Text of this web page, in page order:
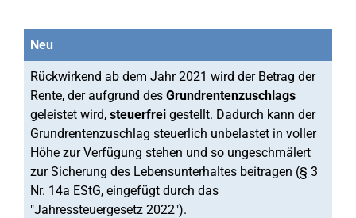
Neu
Rückwirkend ab dem Jahr 2021 wird der Betrag der
Rente, der aufgrund des Grundrentenzuschlags
geleistet wird, steuerfrei gestellt. Dadurch kann der
Grundrentenzuschlag steuerlich unbelastet in voller
Höhe zur Verfügung stehen und so ungeschmälert
zur Sicherung des Lebensunterhaltes beitragen (§ 3
Nr. 14a EStG, eingefügt durch das
"Jahressteuergesetz 2022").